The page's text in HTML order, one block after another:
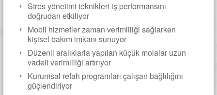
Stres yönetimi teknikleri iş performansını
doğrudan etkiliyor
Mobil hizmetler zaman verimliliği sağlarken
kişisel bakım imkanı sunuyor
Düzenli aralıklarla yapılan küçük molalar uzun
vadeli verimliliği artırıyor
Kurumsal refah programları çalışan bağlılığını
güçlendiriyor